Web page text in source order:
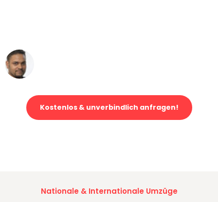
Kostenlos & unverbindlich anfragen!
Nationale & Internationale Umzüge